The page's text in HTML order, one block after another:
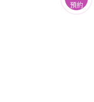
預約